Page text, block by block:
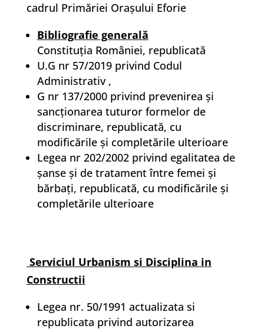
cadrul Primăriei Orașului Eforie
Bibliografie generală
Constituţia României, republicată
U.G nr 57/2019 privind Codul
Administrativ ,
G nr 137/2000 privind prevenirea și
sancționarea tuturor formelor de
discriminare, republicată, cu
modificările și completările ulterioare
Legea nr 202/2002 privind egalitatea de
șanse și de tratament între femei și
bărbați, republicată, cu modificările și
completările ulterioare
Serviciul Urbanism si Disciplina in
Constructii
Legea nr. 50/1991 actualizata si
republicata privind autorizarea